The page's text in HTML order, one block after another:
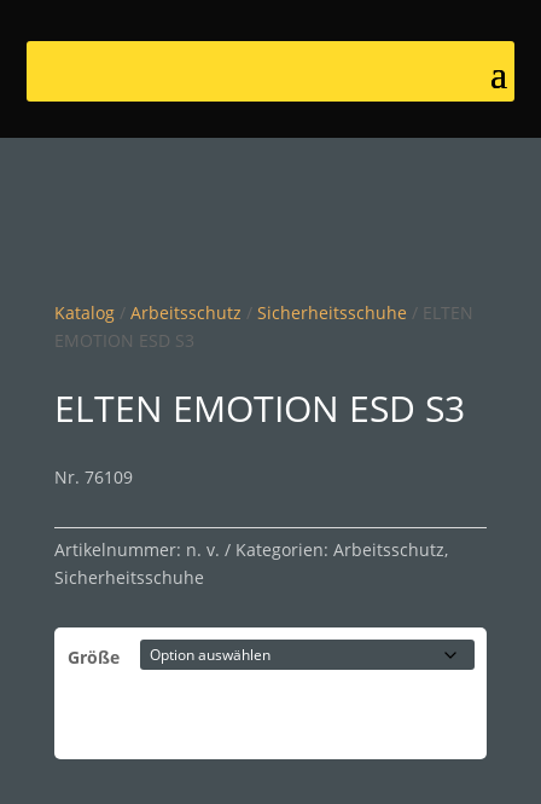
Katalog/ Arbeitsschutz / Sicherheitsschuhe / ELTEN
EMOTION ESD S3
ELTEN EMOTION ESD S3
Nr. 76109
Artikelnummer: n. v. Kategorien: Arbeitsschutz,
Sicherheitsschuhe
Größe